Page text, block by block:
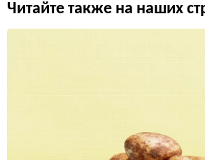
Читайте также на наших